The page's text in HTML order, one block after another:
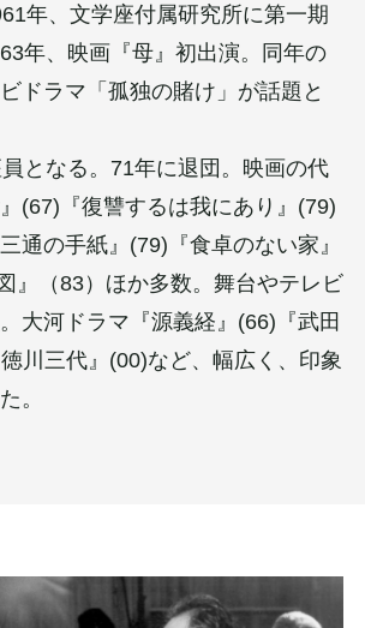
年、文学座付属研究所に第一期
年、映画『母』初出演。同年の
ドラマ「孤独の賭け」が話題と
となる。71年に退団。映画の代
(67)『復讐するは我にあり』(79)
通の手紙』(79)『食卓のない家』
』（83）ほか多数。舞台やテレビ
大河ドラマ『源義経』(66)『武田
川三代』(00)など、幅広く、印象
。